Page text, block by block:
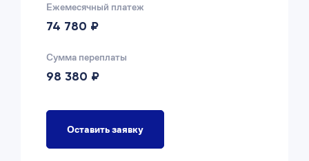
Ежемесячный платеж
74 780 ₽
Сумма переплаты
98 380 ₽
Оставить заявку